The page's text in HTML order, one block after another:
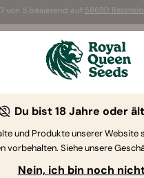
von 5 basierend auf 58690
☀️ Sommer-Sale: Bis zu 50
auf ausgewählte Produkte! ⏤
The RQS Blog
Du bist 18 Jahre oder
und Produkte unserer Website
vorbehalten. Siehe unsere
Nein, ich bin noch